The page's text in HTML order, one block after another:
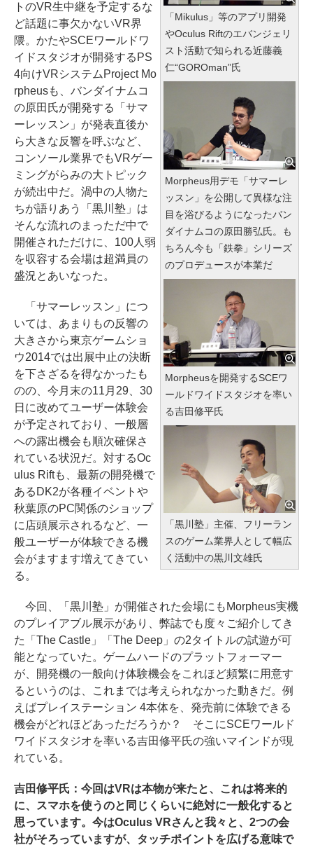
「Mikulus」等のアプリ開発
やOculus Riftのエバンジェリ
スト活動で知られる近藤義
仁“GOROman”氏
Morpheus用デモ「サマーレ
ッスン」を公開して異様な注
目を浴びるようになったバン
ダイナムコの原田勝弘氏。も
ちろん今も「鉄拳」シリーズ
のプロデュースが本業だ
Morpheusを開発するSCEワ
ールドワイドスタジオを率い
る吉田修平氏
「黒川塾」主催、フリーラン
スのゲーム業界人として幅広
く活動中の黒川文雄氏
トのVR生中継を予定するな
ど話題に事欠かないVR界
隈。かたやSCEワールドワ
イドスタジオが開発するPS
4向けVRシステムProject Mo
rpheusも、バンダイナムコ
の原田氏が開発する「サマ
ーレッスン」が発表直後か
ら大きな反響を呼ぶなど、
コンソール業界でもVRゲー
ミングがらみの大トピック
が続出中だ。渦中の人物た
ちが語りあう「黒川塾」は
そんな流れのまっただ中で
開催されただけに、100人弱
を収容する会場は超満員の
盛況とあいなった。
「サマーレッスン」につ
いては、あまりもの反響の
大きさから東京ゲームショ
ウ2014では出展中止の決断
を下さざるを得なかったも
のの、今月末の11月29、30
日に改めてユーザー体験会
が予定されており、一般層
への露出機会も順次確保さ
れている状況だ。対するOc
ulus Riftも、最新の開発機で
あるDK2が各種イベントや
秋葉原のPC関係のショップ
に店頭展示されるなど、一
般ユーザーが体験できる機
会がますます増えてきてい
る。
今回、「黒川塾」が開催された会場にもMorpheus実機
のプレイアブル展示があり、弊誌でも度々ご紹介してき
た「The Castle」「The Deep」の2タイトルの試遊が可
能となっていた。ゲームハードのプラットフォーマー
が、開発機の一般向け体験機会をこれほど頻繁に用意す
るというのは、これまでは考えられなかった動きだ。例
えばプレイステーション 4本体を、発売前に体験できる
機会がどれほどあっただろうか？ そこにSCEワールド
ワイドスタジオを率いる吉田修平氏の強いマインドが現
れている。
吉田修平氏：今回はVRは本物が来たと、これは将来的
に、スマホを使うのと同じくらいに絶対に一般化すると
思っています。今はOculus VRさんと我々と、2つの会
社がそろっていますが、タッチポイントを広げる意味で